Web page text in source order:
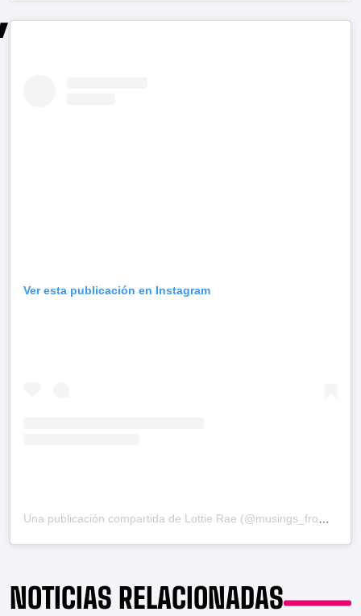
Ver esta publicación en Instagram
Una publicación compartida de Lottie Rae (@musings_from_a_naked_cleaner)
NOTICIAS RELACIONADAS